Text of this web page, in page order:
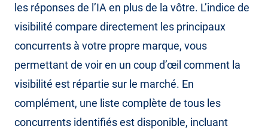
les réponses de l’IA en plus de la vôtre. L’indice de
visibilité compare directement les principaux
concurrents à votre propre marque, vous
permettant de voir en un coup d’œil comment la
visibilité est répartie sur le marché. En
complément, une liste complète de tous les
concurrents identifiés est disponible, incluant